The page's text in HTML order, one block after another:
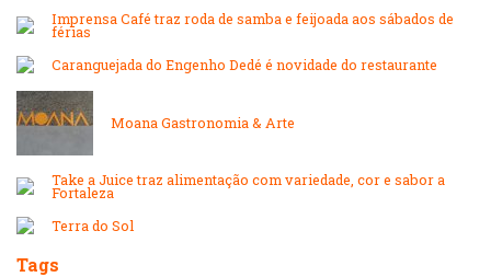
Japonesa e Oriental
Lanchonetes
Imprensa Café traz roda de samba e feijoada aos sábados de
férias
Caranguejada do Engenho Dedé é novidade do restaurante
Moana Gastronomia & Arte
Take a Juice traz alimentação com variedade, cor e sabor a
Fortaleza
Terra do Sol
Tags